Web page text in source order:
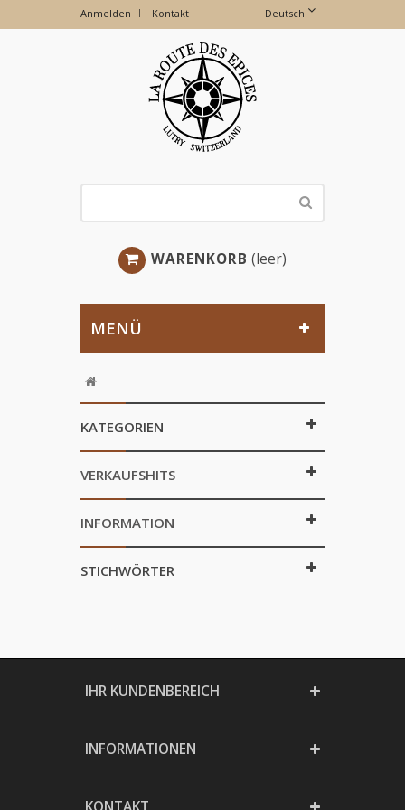
Anmelden Deutsch
Kontakt
WARENKORB (leer)
MENÜ
KATEGORIEN
VERKAUFSHITS
INFORMATION
STICHWÖRTER
IHR KUNDENBEREICH
INFORMATIONEN